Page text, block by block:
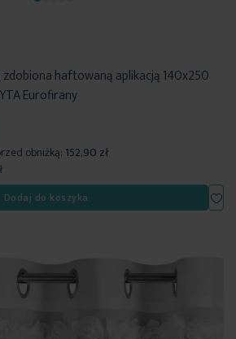
zdobiona haftowaną aplikacją 140x250
Eurofirany
obniżką: 152,90 zł
Dodaj do koszyka